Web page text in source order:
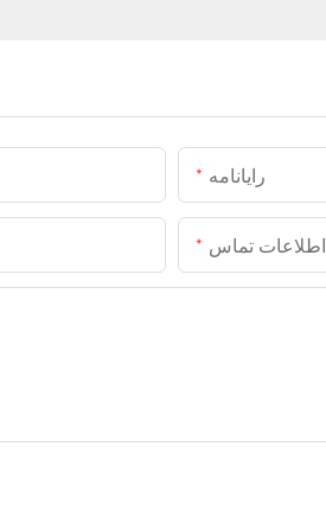
رایانامه
اطلاعات تماس